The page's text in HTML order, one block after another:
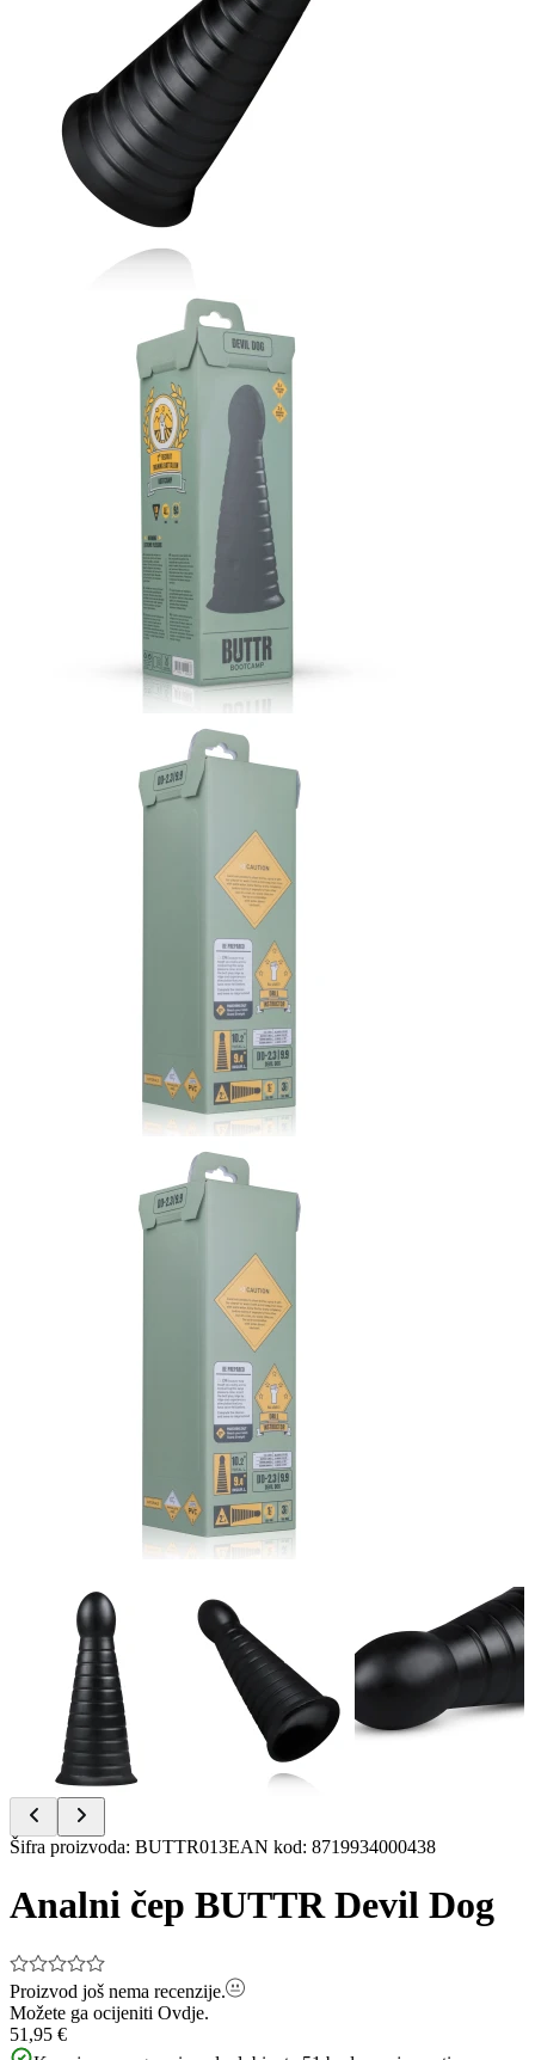
Item
of
7
Šifra proizvoda: BUTTR013EAN kod: 8719934000438
Analni čep BUTTR Devil Dog
Proizvod još nema recenzije.
Možete ga ocijeniti Ovdje.
51,95 €